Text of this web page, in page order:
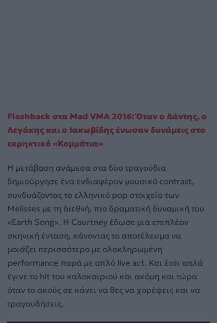
Flashback στα Mad VMA 2016: Όταν ο Δάντης, ο
Λεγάκης και ο Ιακωβίδης ένωσαν δυνάμεις στο
εκρηκτικό «Κομμάτια»
Η μετάβαση ανάμεσα στα δύο τραγούδια
δημιούργησε ένα ενδιαφέρον μουσικό contrast,
συνδυάζοντας το ελληνικό pop στοιχείο των
Melisses με τη διεθνή, πιο δραματική δυναμική του
«Earth Song». Η Courtney έδωσε μια επιπλέον
σκηνική ένταση, κάνοντας το αποτέλεσμα να
μοιάζει περισσότερο με ολοκληρωμένη
performance παρά με απλό live act. Και έτσι απλά
έγινε το hit του καλοκαιριού και ακόμη και τώρα
όταν το ακούς σε κάνει να θες να χορέψεις και να
τραγουδήσεις.